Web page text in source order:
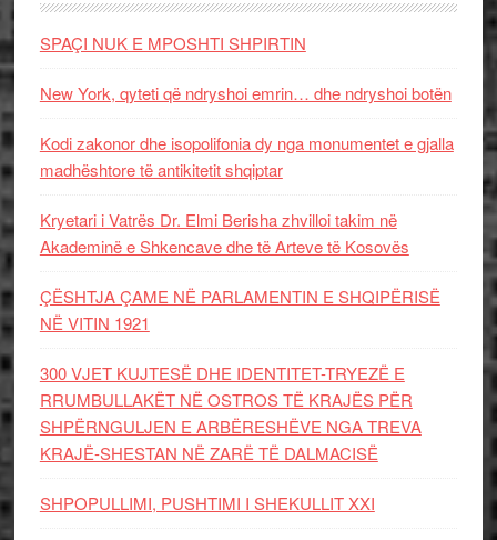
SPAÇI NUK E MPOSHTI SHPIRTIN
New York, qyteti që ndryshoi emrin… dhe ndryshoi botën
Kodi zakonor dhe isopolifonia dy nga monumentet e gjalla
madhështore të antikitetit shqiptar
Kryetari i Vatrës Dr. Elmi Berisha zhvilloi takim në
Akademinë e Shkencave dhe të Arteve të Kosovës
ÇËSHTJA ÇAME NË PARLAMENTIN E SHQIPËRISË
NË VITIN 1921
300 VJET KUJTESË DHE IDENTITET-TRYEZË E
RRUMBULLAKËT NË OSTROS TË KRAJËS PËR
SHPËRNGULJEN E ARBËRESHËVE NGA TREVA
KRAJË-SHESTAN NË ZARË TË DALMACISË
SHPOPULLIMI, PUSHTIMI I SHEKULLIT XXI